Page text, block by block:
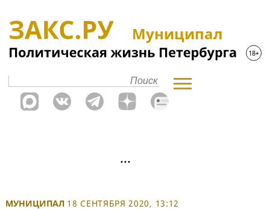
Муниципал
МУНИЦИПАЛ 18 СЕНТЯБРЯ 2020, 13:12